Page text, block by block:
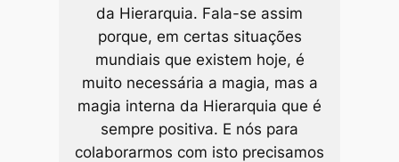
da Hierarquia. Fala-se assim
porque, em certas situações
mundiais que existem hoje, é
muito necessária a magia, mas a
magia interna da Hierarquia que é
sempre positiva. E nós para
colaborarmos com isto precisamos